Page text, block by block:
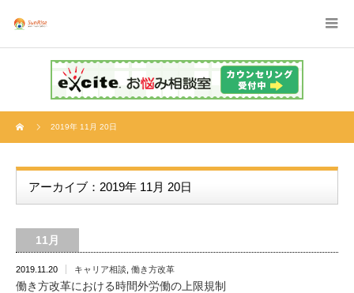
2019年 11月 20日
アーカイブ：2019年 11月 20日
11月
2019.11.20 キャリア相談 働き方改革
働き方改革における時間外労働の上限規制